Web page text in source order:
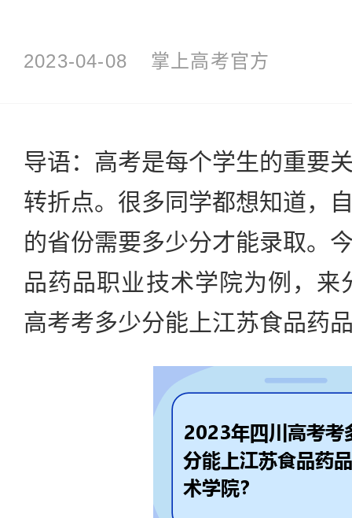
2023-04-08 掌上高考官方
导语：高考是每个学生的重要
转折点。很多同学都想知道，
的省份需要多少分才能录取。
品药品职业技术学院为例，来
高考考多少分能上江苏食品药